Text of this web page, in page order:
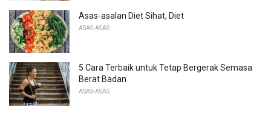
Asas-asalan Diet Sihat, Diet
ASAS-ASAS
5 Cara Terbaik untuk Tetap Bergerak Semasa
Berat Badan
ASAS-ASAS